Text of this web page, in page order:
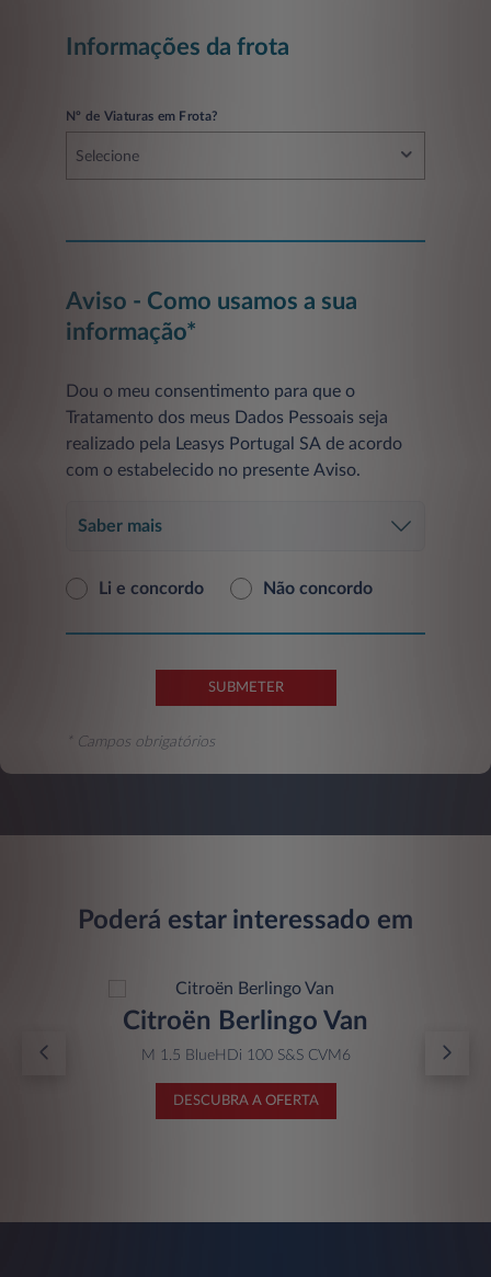
Informações da frota
Nº de Viaturas em Frota?
Selecione
Aviso - Como usamos a sua
informação*
Dou o meu consentimento para que o
Tratamento dos meus Dados Pessoais seja
realizado pela Leasys Portugal SA de acordo
com o estabelecido no presente Aviso.
Saber mais
Li e concordo Não concordo
SUBMETER
* Campos obrigatórios
Poderá estar interessado em
Citroën Berlingo Van
M 1.5 BlueHDi 100 S&S CVM6
DESCUBRA A OFERTA